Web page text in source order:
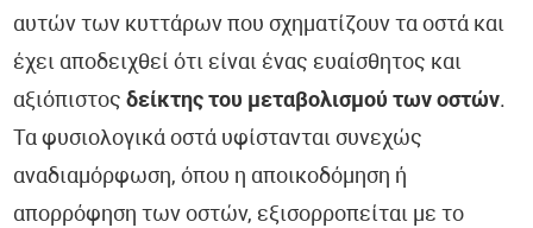
αυτών των κυττάρων που σχηματίζουν τα οστά και
έχει αποδειχθεί ότι είναι ένας ευαίσθητος και
αξιόπιστοςδείκτης του μεταβολισμού των οστών.
Τα φυσιολογικά οστά υφίστανται συνεχώς
αναδιαμόρφωση, όπου η αποικοδόμηση ή
απορρόφηση των οστών, εξισορροπείται με το